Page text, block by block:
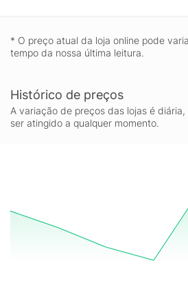
* O preço atual da loja online pode
tempo da nossa última leitura.
Histórico de preços
A variação de preços das lojas é
ser atingido a qualquer momento.